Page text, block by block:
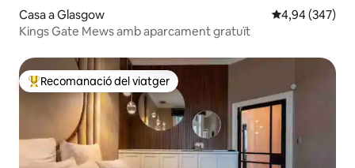
Casa a Glasgow 4,94 de
4,94 (347)
Kings Gate Mews amb aparcament gratuït
Principals recomanacions dels viatgers
Recomanació del viatger